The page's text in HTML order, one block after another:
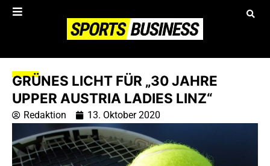
GRÜNES LICHT FÜR „30 JAHRE
UPPER AUSTRIA LADIES LINZ“
Redaktion 13. Oktober 2020